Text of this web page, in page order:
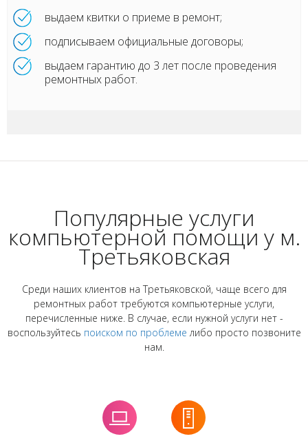
выдаем квитки о приеме в ремонт;
подписываем официальные договоры;
выдаем гарантию до 3 лет после проведения
ремонтных работ.
Популярные услуги
компьютерной помощи у м.
Третьяковская
Среди наших клиентов на Третьяковской, чаще всего для
ремонтных работ требуются компьютерные услуги,
перечисленные ниже. В случае, если нужной услуги нет -
воспользуйтесь поиском по проблеме либо просто позвоните
нам.